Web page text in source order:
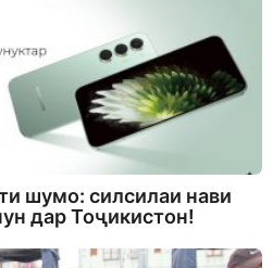
шумо: силсилаи нави
дар Тоҷикистон!